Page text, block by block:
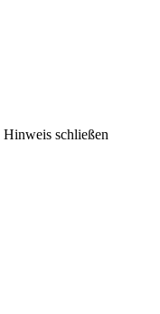
Hinweis schließen